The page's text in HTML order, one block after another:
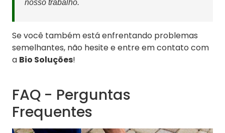
nosso trabalho.
Se você também está enfrentando problemas
semelhantes, não hesite e entre em contato com
a Bio Soluções!
FAQ - Perguntas
Frequentes